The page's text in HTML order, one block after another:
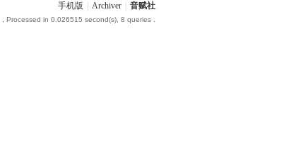
手机版 Archiver 音赋社
, Processed in 0.026515 second(s), 8 queries .